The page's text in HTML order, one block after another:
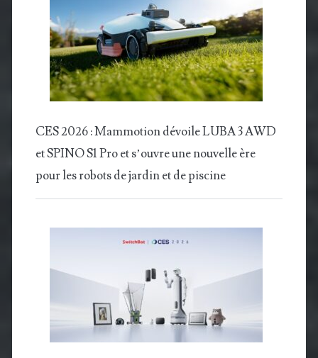
CES 2026 : Mammotion dévoile LUBA 3 AWD
et SPINO S1 Pro et s’ouvre une nouvelle ère
pour les robots de jardin et de piscine